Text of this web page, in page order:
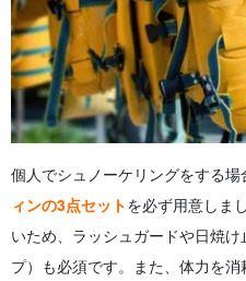
個人でシュノーケリングをする場
ィンの3点セットを必ず用意しま
いため、ラッシュガードや日焼
プ）も必須です。また、体力を